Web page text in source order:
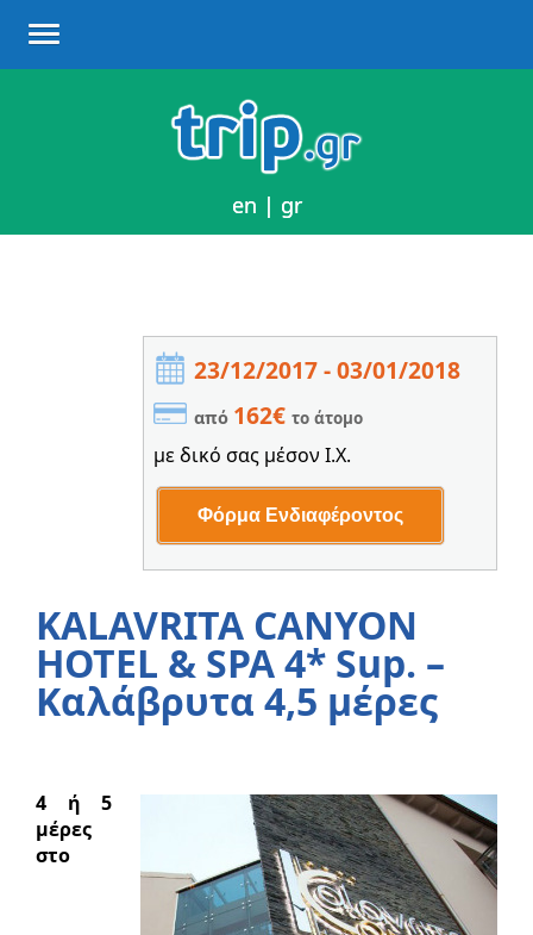
en | gr
en | gr
23/12/2017 - 03/01/2018
από 162€ το άτομο
με δικό σας μέσον Ι.Χ.
KALAVRITA CANYON
HOTEL & SPA 4* Sup. –
Καλάβρυτα 4,5 μέρες
4 ή 5
μέρες
στο